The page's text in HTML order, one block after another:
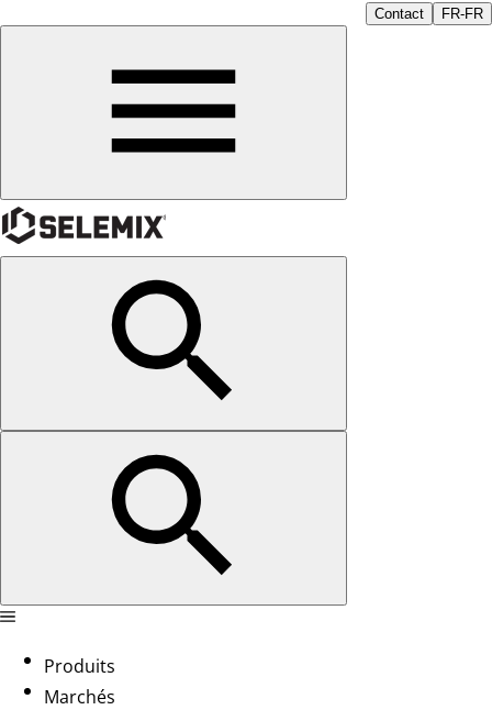
Contact FR-FR
Produits
Marchés